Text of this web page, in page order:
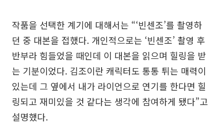
작품을 선택한 계기에 대해서는 “‘빈센조’를 촬영하
던 중 대본을 접했다. 개인적으로는 ‘빈센조’ 촬영 후
반부라 힘들었을 때인데 이 대본을 읽으며 힐링을 받
는 기분이었다. 김조이란 캐릭터도 통통 튀는 매력이
있는데 그 옆에서 내가 라이언으로 연기를 한다면 힐
링되고 재미있을 것 같다는 생각에 참여하게 됐다”고
설명했다.